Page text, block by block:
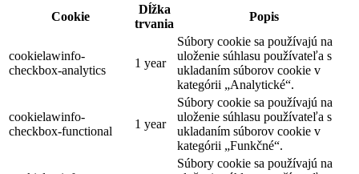
Cookie
Dĺžka
trvania
Popis
cookielawinfo-
checkbox-analytics
1 year
Súbory cookie sa používajú na
uloženie súhlasu používateľa s
ukladaním súborov cookie v
kategórii „Analytické“.
cookielawinfo-
checkbox-functional
1 year
Súbory cookie sa používajú na
uloženie súhlasu používateľa s
ukladaním súborov cookie v
kategórii „Funkčné“.
Súbory cookie sa používajú na